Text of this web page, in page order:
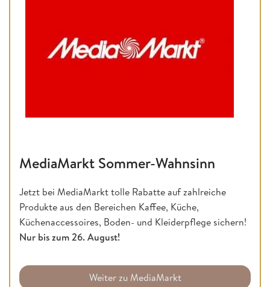
MediaMarkt Sommer-Wahnsinn
Jetzt bei MediaMarkt tolle Rabatte auf zahlreiche
Produkte aus den Bereichen Kaffee, Küche,
Küchenaccessoires, Boden- und Kleiderpflege sichern!
Nur bis zum 26. August!
Weiter zu MediaMarkt